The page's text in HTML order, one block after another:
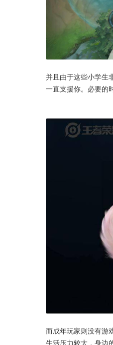
并且由于这些小学生
一直支援你。必要的
而成年玩家则没有游
生活压力较大，身边